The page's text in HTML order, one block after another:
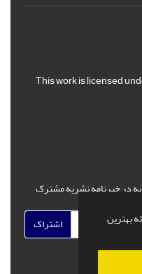
بهترین
This work is licensed
در خبرنامه نشریه مشترک
اشتراک